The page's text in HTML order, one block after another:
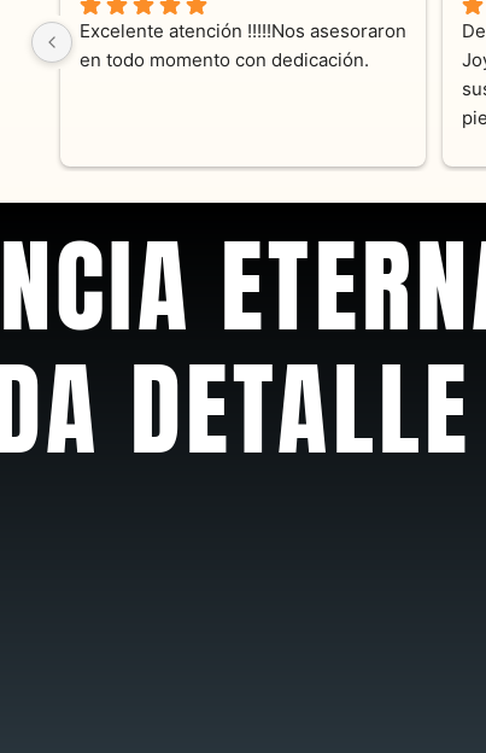
Excelente atención !!!!!Nos asesoraron
en todo momento con dedicación.
DETALLE